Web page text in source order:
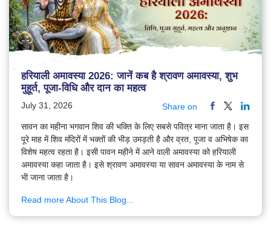
हरियाली अमावस्या 2026: जानें कब है श्रावण अमावस्या, शुभ
मुहूर्त, पूजा-विधि और दान का महत्व
July 31, 2026 Share on
सावन का महीना भगवान शिव की भक्ति के लिए सबसे पवित्र माना जाता है। इस
पूरे माह में शिव मंदिरों में भक्तों की भीड़ उमड़ती है और व्रत, पूजा व अभिषेक का
विशेष महत्व रहता है। इसी पावन महीने में आने वाली अमावस्या को हरियाली
अमावस्या कहा जाता है। इसे श्रावण अमावस्या या सावन अमावस्या के नाम से
भी जाना जाता है।
Read more About This Blog...